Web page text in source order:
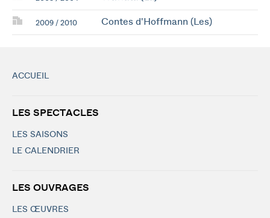
2009 / 2010 Contes d'Hoffmann (Les)
ACCUEIL
LES SPECTACLES
LES SAISONS
LE CALENDRIER
LES OUVRAGES
LES ŒUVRES